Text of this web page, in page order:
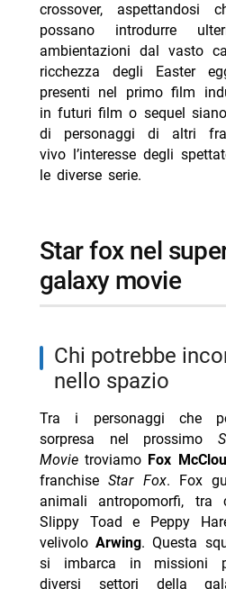
crossover, aspettandosi
possano introdurre
ambientazioni dal vasto
ricchezza degli Easter
presenti nel primo film
in futuri film o sequel
di personaggi di altri
vivo l’interesse degli
le diverse serie.
star fox nel super mario
galaxy movie
chi potrebbe incontrare mario
nello spazio
Tra i personaggi che
sorpresa nel prossimo
Movietroviamo Fox
franchiseStar Fox. Fox
animali antropomorfi, tra
Slippy Toad e Peppy
velivoloArwing. Questa
si imbarca in missioni
diversi settori della